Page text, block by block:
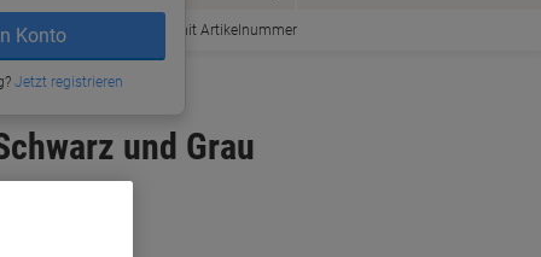
Konto
Jetzt registrieren
Bestellen mit Artikelnummer
und Grau